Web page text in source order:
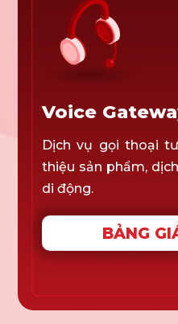
Voice
Dịch vụ gọi thoại
thiệu sản phẩm,
di động.
BẢNG